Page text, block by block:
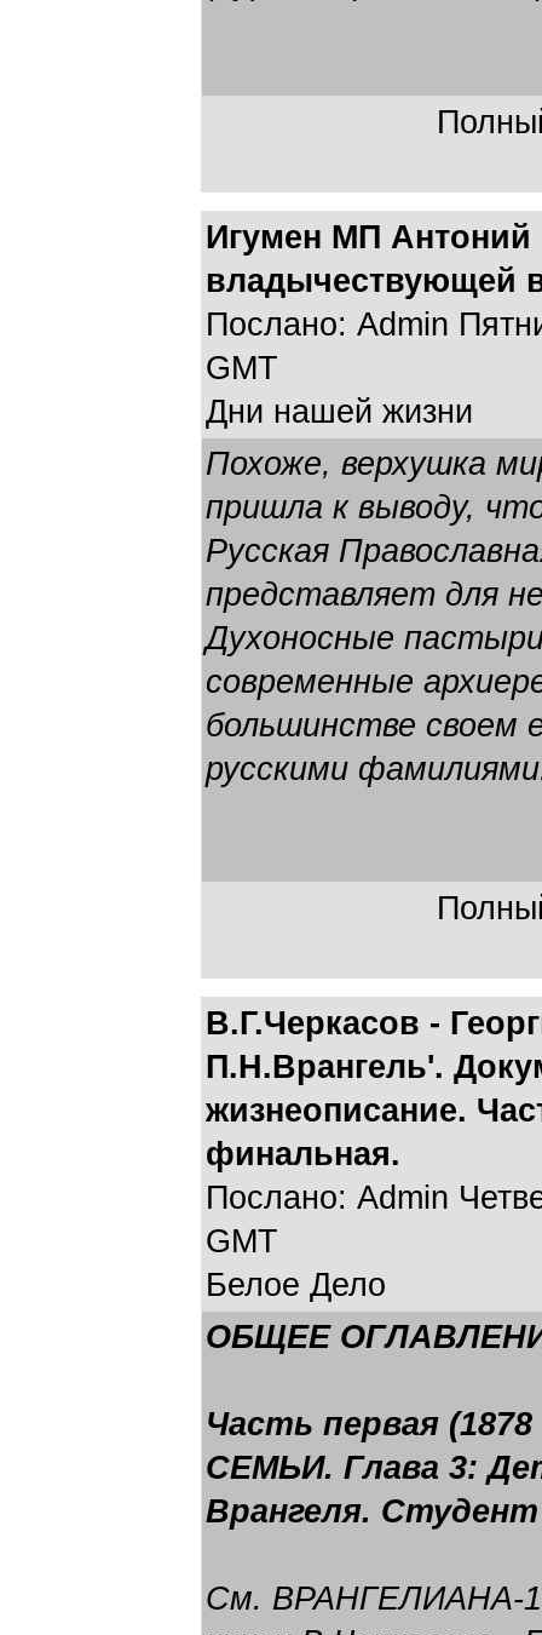
Игумен МП
владычествующей
Послано: Admin
GMT
Дни нашей жизни
Похоже, верхушка
пришла к выводу,
Русская
представляет для
Духоносные
современные
большинстве своем
русскими
В.Г.Черкасов -
П.Н.Врангель'.
жизнеописание.
финальная.
Послано: Admin
GMT
Белое Дело
ОБЩЕЕ
Часть первая
СЕМЬИ. Глава 3:
Врангеля.
См. ВРАНГЕЛИАНА-